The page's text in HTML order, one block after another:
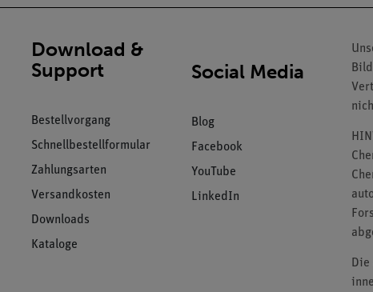
Download &
Support
Bestellvorgang
Schnellbestellformular
Zahlungsarten
Versandkosten
Downloads
Kataloge
Social Media
Blog
Facebook
YouTube
LinkedIn
Die